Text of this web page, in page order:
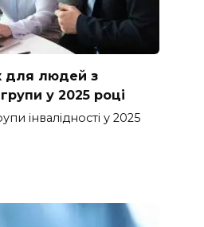
для людей з
у 2025 році
інвалідності у 2025